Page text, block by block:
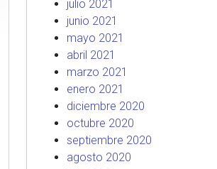
julio 2021
junio 2021
mayo 2021
abril 2021
marzo 2021
enero 2021
diciembre 2020
octubre 2020
septiembre 2020
agosto 2020